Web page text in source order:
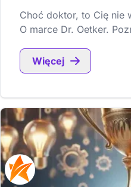
Choć doktor, to Cię nie
O marce Dr. Oetker.
Więcej